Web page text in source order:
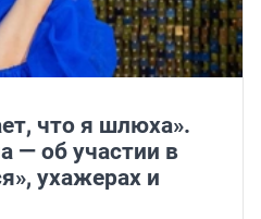
что я шлюха».
— об участии в
ухажерах и